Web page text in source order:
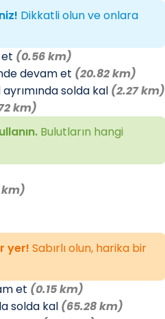
Dikkatli olun ve onlara
et (0.56 km)
devam et (20.82 km)
solda kal (2.27 km)
km)
Bulutların hangi
km)
yer! Sabırlı olun, harika bir
et (0.15 km)
solda kal (65.28 km)